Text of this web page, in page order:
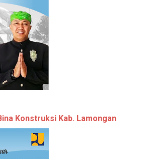
Konstruksi Kab. Lamongan